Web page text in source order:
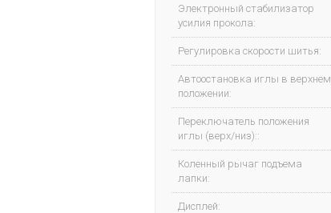
Электронный стабилизатор
усилия прокола:
Регулировка скорости шитья:
Автоостановка иглы в верхнем
положении:
Переключатель положения
иглы (верх/низ)::
Коленный рычаг подъема
лапки:
Дисплей: